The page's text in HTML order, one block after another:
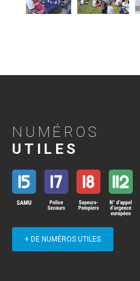
NUMÉROS
UTILES
+ DE NUMÉROS UTILES